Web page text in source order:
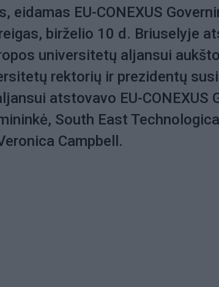
eidamas EU-CONEXUS
birželio 10 d. Briuselyje
universitetų aljansui
rektorių ir prezidentų
atstovavo EU-CONEXUS
South East
Campbell.